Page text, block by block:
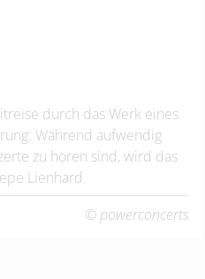
durch das Werk eines
Während aufwendig
zu hören sind, wird das
Lienhard.
© powerconcerts